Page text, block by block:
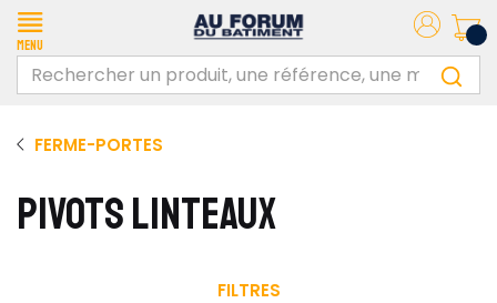
Menu
FERME-PORTES
PIVOTS LINTEAUX
FILTRES